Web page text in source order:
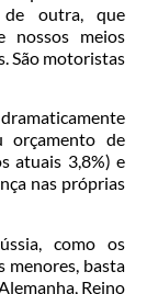
outra, que
nossos meios
São motoristas
orçamento de
atuais 3,8%) e
nas próprias
como os
menores, basta
Reino